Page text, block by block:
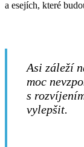
a esejích, které
Asi záleží
moc
s
vylepšit.